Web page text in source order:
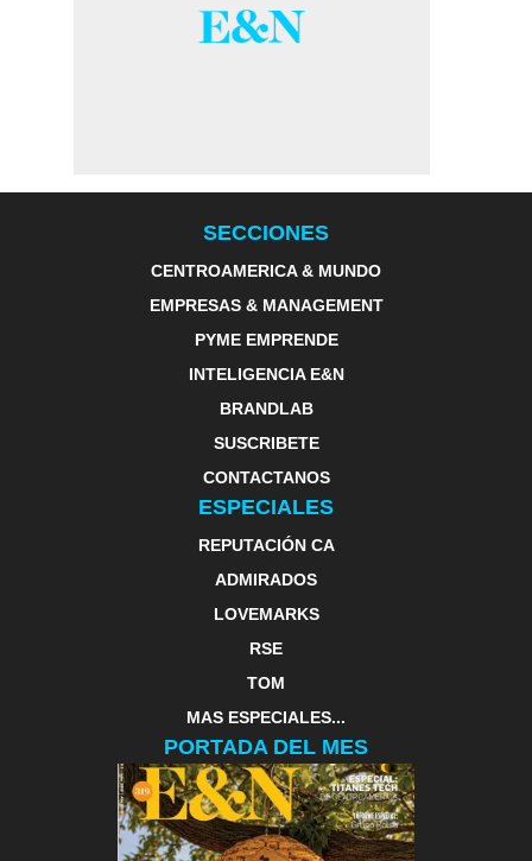
SECCIONES
CENTROAMERICA & MUNDO
EMPRESAS & MANAGEMENT
PYME EMPRENDE
INTELIGENCIA E&N
BRANDLAB
SUSCRIBETE
CONTACTANOS
ESPECIALES
REPUTACIÓN CA
ADMIRADOS
LOVEMARKS
RSE
TOM
MAS ESPECIALES...
PORTADA DEL MES